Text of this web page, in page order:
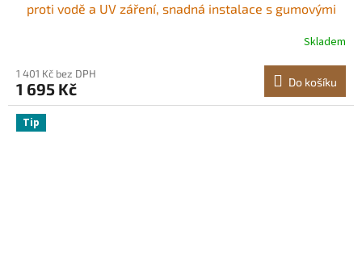
proti vodě a UV záření, snadná instalace s gumovými
Skladem
1 401 Kč bez DPH
1 695 Kč Do košíku
Tip